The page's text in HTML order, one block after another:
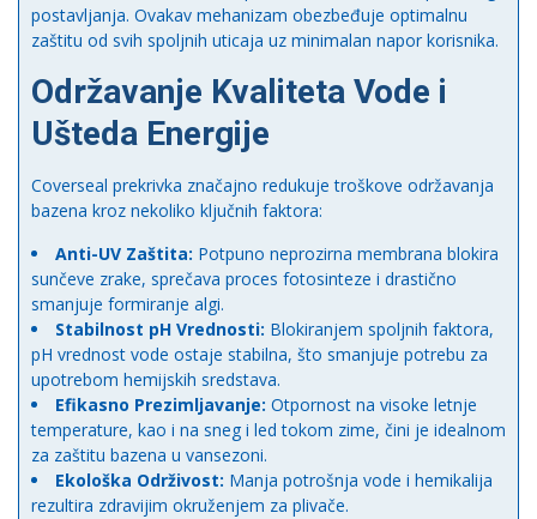
postavljanja. Ovakav mehanizam obezbeđuje optimalnu
zaštitu od svih spoljnih uticaja uz minimalan napor korisnika.
Održavanje Kvaliteta Vode i
Ušteda Energije
Coverseal prekrivka značajno redukuje troškove održavanja
bazena kroz nekoliko ključnih faktora:
Anti-UV Zaštita: Potpuno neprozirna membrana blokira
sunčeve zrake, sprečava proces fotosinteze i drastično
smanjuje formiranje algi.
Stabilnost pH Vrednosti: Blokiranjem spoljnih faktora,
pH vrednost vode ostaje stabilna, što smanjuje potrebu za
upotrebom hemijskih sredstava.
Efikasno Prezimljavanje: Otpornost na visoke letnje
temperature, kao i na sneg i led tokom zime, čini je idealnom
za zaštitu bazena u vansezoni.
Ekološka Održivost: Manja potrošnja vode i hemikalija
rezultira zdravijim okruženjem za plivače.